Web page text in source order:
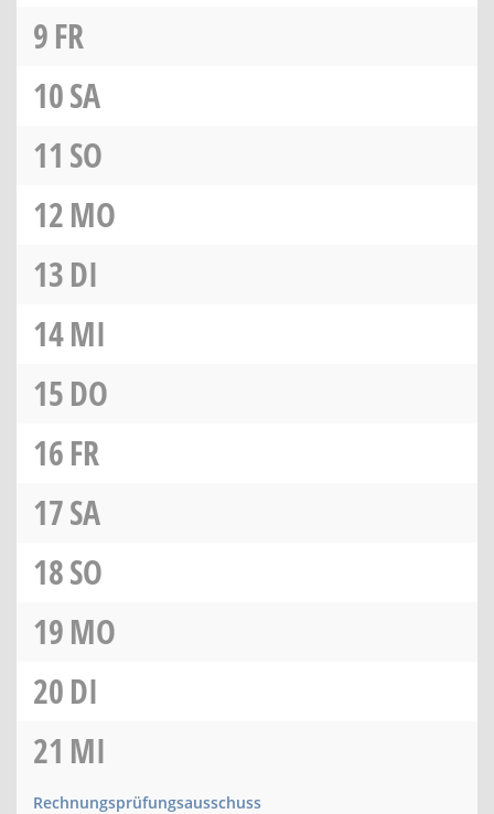
9FR
10SA
11 SO
12MO
13DI
14MI
15DO
16FR
17SA
18SO
19MO
20DI
21 MI
Rechnungsprüfungsausschuss